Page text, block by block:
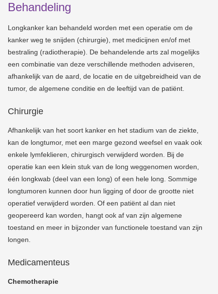
Behandeling
Longkanker kan behandeld worden met een operatie om de
kanker weg te snijden (chirurgie), met medicijnen en/of met
bestraling (radiotherapie). De behandelende arts zal mogelijks
een combinatie van deze verschillende methoden adviseren,
afhankelijk van de aard, de locatie en de uitgebreidheid van de
tumor, de algemene conditie en de leeftijd van de patiënt.
Chirurgie
Afhankelijk van het soort kanker en het stadium van de ziekte,
kan de longtumor, met een marge gezond weefsel en vaak ook
enkele lymfeklieren, chirurgisch verwijderd worden. Bij de
operatie kan een klein stuk van de long weggenomen worden,
één longkwab (deel van een long) of een hele long. Sommige
longtumoren kunnen door hun ligging of door de grootte niet
operatief verwijderd worden. Of een patiënt al dan niet
geopereerd kan worden, hangt ook af van zijn algemene
toestand en meer in bijzonder van functionele toestand van zijn
longen.
Medicamenteus
Chemotherapie